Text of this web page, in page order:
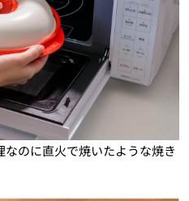
のに直火で焼いたような焼き